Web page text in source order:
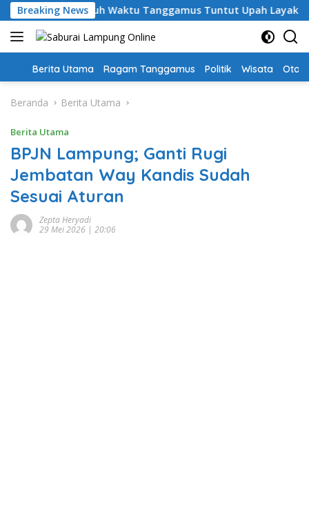
Langsung
ke
konten
Breaking News
PPPK Paruh Waktu Tanggamus Tuntut Upah Layak
Home
Berita Utama Ragam Tanggamus Politik Wisata Oto
Beranda Berita Utama
Berita Utama
BPJN Lampung; Ganti Rugi
Jembatan Way Kandis Sudah
Sesuai Aturan
Zepta Heryadi
29 Mei 2026 | 20:06